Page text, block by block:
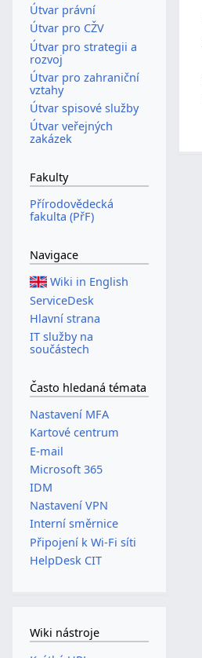
Útvar právní
Útvar pro CŽV
Útvar pro strategii a
rozvoj
Útvar pro zahraniční
vztahy
Útvar spisové služby
Útvar veřejných
zakázek
Fakulty
Přírodovědecká
fakulta (PřF)
Navigace
Wiki in English
ServiceDesk
Hlavní strana
IT služby na
součástech
Často hledaná témata
Nastavení MFA
Kartové centrum
E-mail
Microsoft 365
IDM
Nastavení VPN
Interní směrnice
Připojení k Wi-Fi síti
HelpDesk CIT
Wiki nástroje